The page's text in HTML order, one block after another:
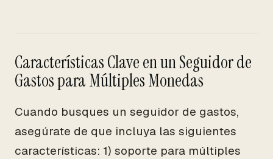
Características Clave en un Seguidor de
Gastos para Múltiples Monedas
Cuando busques un seguidor de gastos,
asegúrate de que incluya las siguientes
características: 1) soporte para múltiples